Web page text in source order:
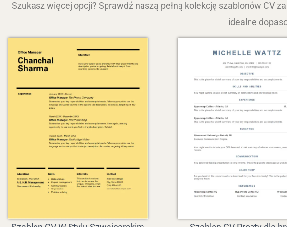
Szukasz więcej opcji? Sprawdź naszą pełną kolekcję szablonów CV
idealne